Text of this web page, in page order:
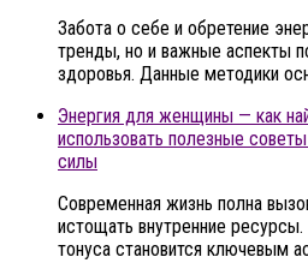
Забота о себе и обретение
тренды, но и важные аспекты
здоровья. Данные методики
Энергия для женщины — как
использовать полезные
силы
Современная жизнь полна
истощать внутренние
тонуса становится ключевым